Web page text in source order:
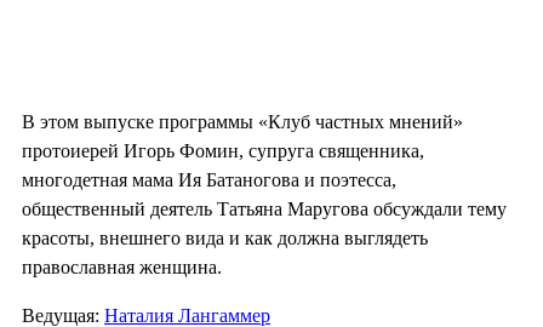
В этом выпуске программы «Клуб частных мнений»
протоиерей Игорь Фомин, супруга священника,
многодетная мама Ия Батаногова и поэтесса,
общественный деятель Татьяна Маругова обсуждали тему
красоты, внешнего вида и как должна выглядеть
православная женщина.
Ведущая: Наталия Лангаммер